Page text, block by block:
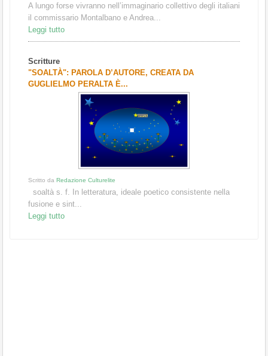
A lungo forse vivranno nell’immaginario collettivo degli italiani
il commissario Montalbano e Andrea...
Leggi tutto
Scritture
"SOALTÀ": PAROLA D’AUTORE, CREATA DA
GUGLIELMO PERALTA È...
Scritto da Redazione Culturelite
soaltà s. f. In letteratura, ideale poetico consistente nella
fusione e sint...
Leggi tutto